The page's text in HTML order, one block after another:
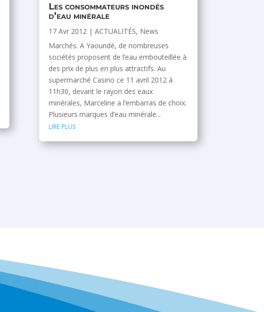
Les consommateurs inondés
d’eau minérale
17 Avr 2012| ACTUALITÉS, News
Marchés. A Yaoundé, de nombreuses
sociétés proposent de l’eau embouteillée à
des prix de plus en plus attractifs. Au
supermarché Casino ce 11 avril 2012 à
11h30, devant le rayon des eaux
minérales, Marceline a l’embarras de choix.
Plusieurs marques d’eau minérale...
lire plus